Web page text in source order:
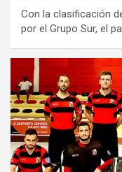
Con la clasificación
por el Grupo Sur, el